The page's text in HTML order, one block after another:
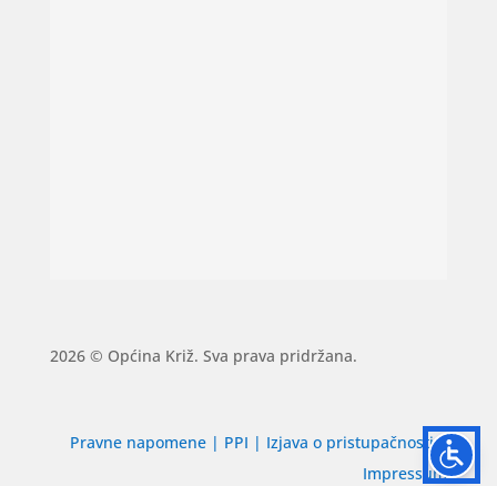
2026 © Općina Križ. Sva prava pridržana.
Pravne napomene | PPI | Izjava o pristupačnosti|
Impressum